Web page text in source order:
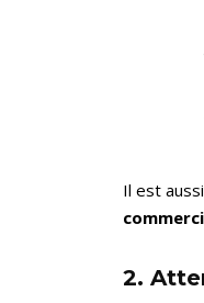
Il est
2.